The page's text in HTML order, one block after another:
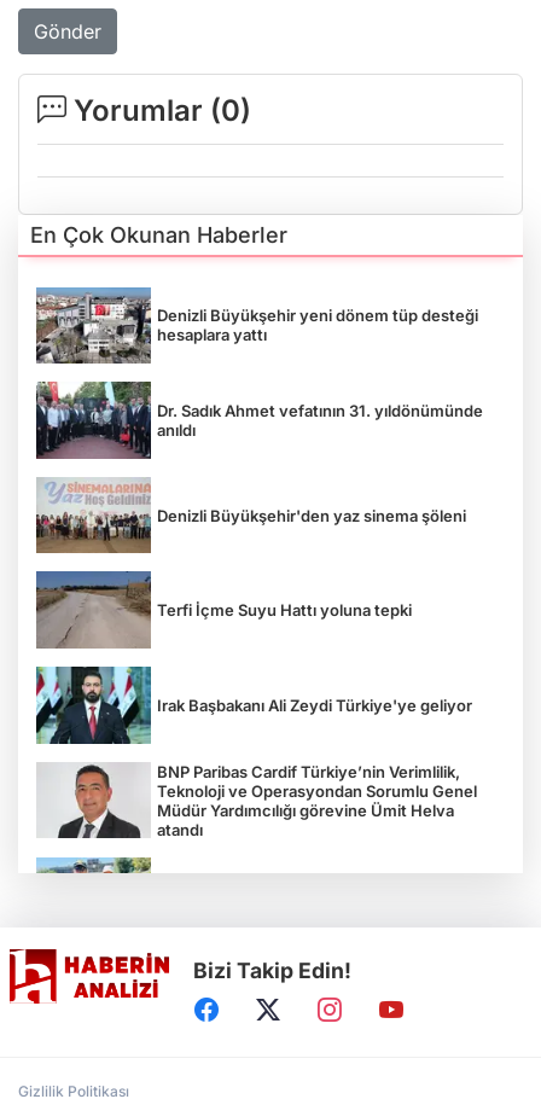
Gönder
Yorumlar (0)
En Çok Okunan Haberler
Denizli Büyükşehir yeni dönem tüp desteği
hesaplara yattı
Dr. Sadık Ahmet vefatının 31. yıldönümünde
anıldı
Denizli Büyükşehir'den yaz sinema şöleni
Terfi İçme Suyu Hattı yoluna tepki
Irak Başbakanı Ali Zeydi Türkiye'ye geliyor
BNP Paribas Cardif Türkiye’nin Verimlilik,
Teknoloji ve Operasyondan Sorumlu Genel
Müdür Yardımcılığı görevine Ümit Helva
atandı
Bizi Takip Edin!
Gizlilik Politikası